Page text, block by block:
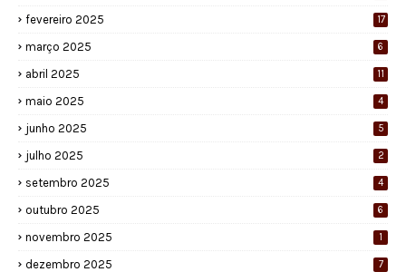
fevereiro 2025 17
março 2025 6
abril 2025 11
maio 2025 4
junho 2025 5
julho 2025 2
setembro 2025 4
outubro 2025 6
novembro 2025 1
dezembro 2025 7